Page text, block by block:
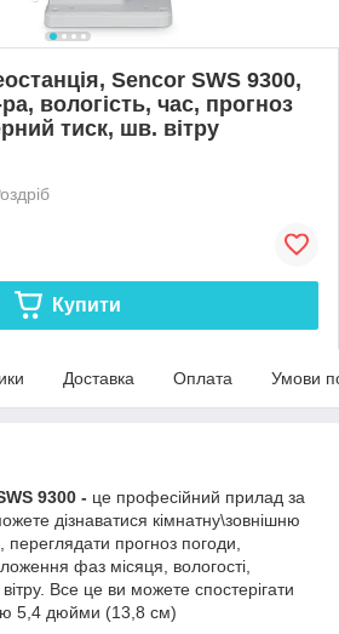
Sencor SWS 9300,
вологість, час, прогноз
тиск, шв. вітру
Купити
Доставка Оплата Умови
9300 - це професійний прилад за
дізнаватися кімнатну\зовнішню
переглядати прогноз погоди,
фаз місяця, вологості,
Все це ви можете спостерігати
5,4 дюйми (13,8 см)